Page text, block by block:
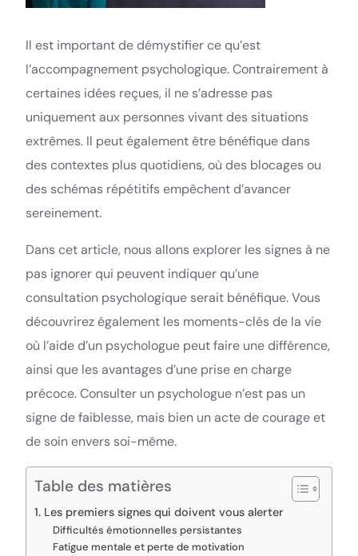
Il est important de démystifier ce qu’est
l’accompagnement psychologique. Contrairement à
certaines idées reçues, il ne s’adresse pas
uniquement aux personnes vivant des situations
extrêmes. Il peut également être bénéfique dans
des contextes plus quotidiens, où des blocages ou
des schémas répétitifs empêchent d’avancer
sereinement.
Dans cet article, nous allons explorer les signes à ne
pas ignorer qui peuvent indiquer qu’une
consultation psychologique serait bénéfique. Vous
découvrirez également les moments-clés de la vie
où l’aide d’un psychologue peut faire une différence,
ainsi que les avantages d’une prise en charge
précoce. Consulter un psychologue n’est pas un
signe de faiblesse, mais bien un acte de courage et
de soin envers soi-même.
Table des matières
1. Les premiers signes qui doivent vous alerter
Difficultés émotionnelles persistantes
Fatigue mentale et perte de motivation